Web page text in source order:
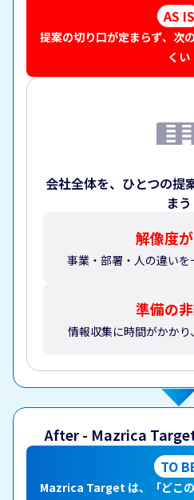
AS IS
提案の切り口が定まらず、次
くい
会社全体を、ひとつの提
まう
解像度
事業・部署・人の違い
準備の
情報収集に時間がかか
After - Mazrica
TO
Mazrica Target は、「どこ